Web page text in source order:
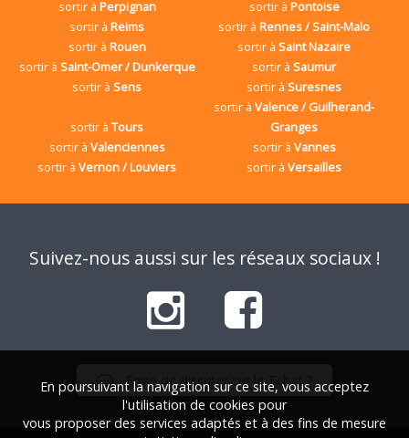
sortir à Perpignan sortir à Pontoise
sortir àReims sortir àRennes / Saint-Malo
sortir à Rouen sortir àSaint Nazaire
sortir à Saint-Omer / Dunkerque sortir àSaumur
sortir àSens sortir àSuresnes
sortir àTours
sortir àValence / Guilherand-
Granges
sortir à Valenciennes sortir à Vannes
sortir àVernon / Louviers sortir àVersailles
Suivez-nous aussi sur les réseaux sociaux !
Envie de discuter sur le Tchat ?
En poursuivant la navigation sur ce site, vous acceptez
l'utilisation de cookies pour
vous proposer des services adaptés et à des fins de mesure